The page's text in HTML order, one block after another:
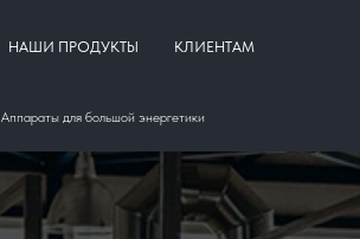
НАШИ ПРОДУКТЫ КЛИЕНТАМ
Аппараты для большой энергетики